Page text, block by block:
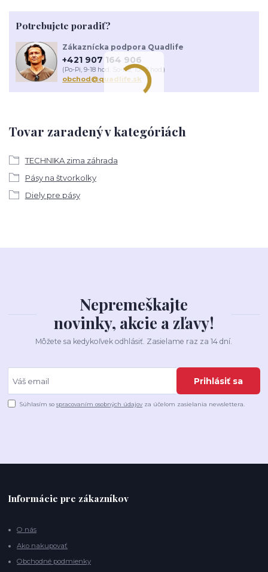
Tovar zaradený v kategóriách
TECHNIKA zima záhrada
Pásy na štvorkolky
Diely pre pásy
Potrebujete poradiť?
Zákaznícka podpora Quadlife
+421 907 164 906
(Po-Pi, 9-18 hod. So-Ne, 10-18 hod.)
obchod@quadlife.sk
Nepremeškajte
novinky, akcie a zľavy!
Môžete sa kedykoľvek odhlásiť. Zasielame raz za 14 dní.
Prihlásiť sa
Súhlasím sospracovaním osobných údajov za účelom zasielania newslettera.
Informácie pre zákazníkov
O nás
Ako nakupovať
Obchodné podmienky